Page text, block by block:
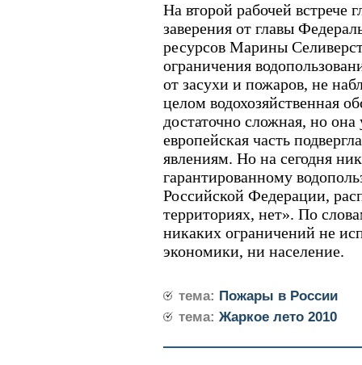
На второй рабочей встрече
заверения от главы
ресурсов Марины
ограничения
от засухи и пожаров, не
целом водохозяйственная
достаточно сложная, но
европейская часть
явлениям. Но на сегодня
гарантированному
Российской Федерации,
территориях, нет». По
никаких ограничений не
экономики, ни население.
тема: Пожары в России
тема: Жаркое лето 2010